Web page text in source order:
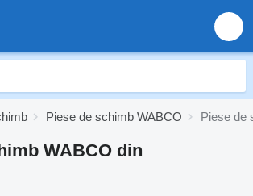
Piese de schimb WABCO Piese de
WABCO din